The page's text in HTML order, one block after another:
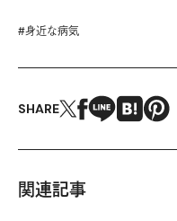
#身近な病気
SHARE
関連記事